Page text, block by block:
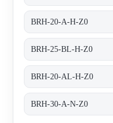
BRH-20-A-H-Z0
BRH-25-BL-H-Z0
BRH-20-AL-H-Z0
BRH-30-A-N-Z0